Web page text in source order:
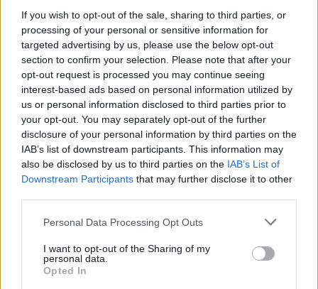
If you wish to opt-out of the sale, sharing to third parties, or
processing of your personal or sensitive information for
targeted advertising by us, please use the below opt-out
section to confirm your selection. Please note that after your
opt-out request is processed you may continue seeing
interest-based ads based on personal information utilized by
us or personal information disclosed to third parties prior to
your opt-out. You may separately opt-out of the further
disclosure of your personal information by third parties on the
IAB’s list of downstream participants. This information may
also be disclosed by us to third parties on the IAB’s List of
Downstream Participants that may further disclose it to other
Personal Data Processing Opt Outs
I want to opt-out of the Sharing of my
personal data.
Opted In
προγόνων του να τιμά σήμερα – κατ’ ελάχιστον
έστω.
Κύριε Παπαδημητρίου, αγαπητέ Χρίστο, είμαι
ευτυχής και νιώθω της συγκυρίας ευνοούμενος,
διότι έχω την τύχη και την χαρά να σας
υποδέχομαι σήμερα ως συνδημότη, να
κατατάσσεστε – με ομόφωνη και πανηγυρική
Απόφαση του Δημοτικού Συμβουλίου - , να
κατατάσσεστε, επαναλαμβάνω, μέλος εκλεκτό
πλέον, μεταξύ των δημοτών, μικρού αλλά
ιστορικού και πρώτου του νεοελληνικού
κράτους δήμος, του Δήμου Τρίπολης, του
οποίου πρώτος δήμαρχος , ΠΟΛΙΤΑΡΧΗΣ,
υπήρξε, μετά την απελευθέρωση της πόλης την